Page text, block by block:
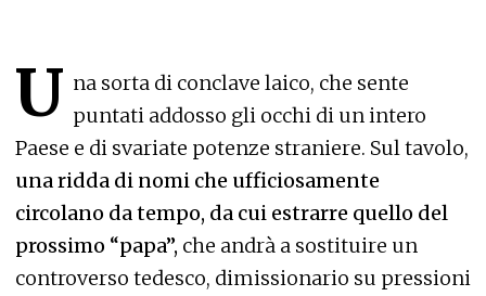
U na sorta di conclave laico, che sente
puntati addosso gli occhi di un intero
Paese e di svariate potenze straniere. Sul tavolo,
una ridda di nomi che ufficiosamente
circolano da tempo, da cui estrarre quello del
prossimo “papa”, che andrà a sostituire un
controverso tedesco, dimissionario su pressioni